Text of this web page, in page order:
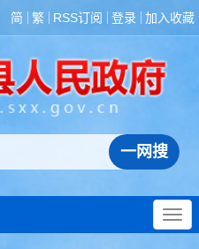
简 繁 RSS订阅 登录 加入收藏